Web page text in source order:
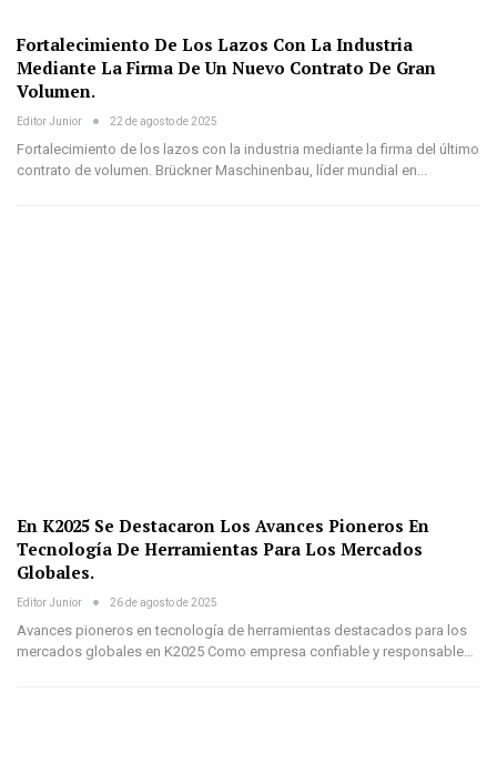
Fortalecimiento De Los Lazos Con La Industria
Mediante La Firma De Un Nuevo Contrato De Gran
Volumen.
Editor Junior 22 de agosto de 2025
Fortalecimiento de los lazos con la industria mediante la firma del último
contrato de volumen. Brückner Maschinenbau, líder mundial en...
En K2025 Se Destacaron Los Avances Pioneros En
Tecnología De Herramientas Para Los Mercados
Globales.
Editor Junior 26 de agosto de 2025
Avances pioneros en tecnología de herramientas destacados para los
mercados globales en K2025 Como empresa confiable y responsable…